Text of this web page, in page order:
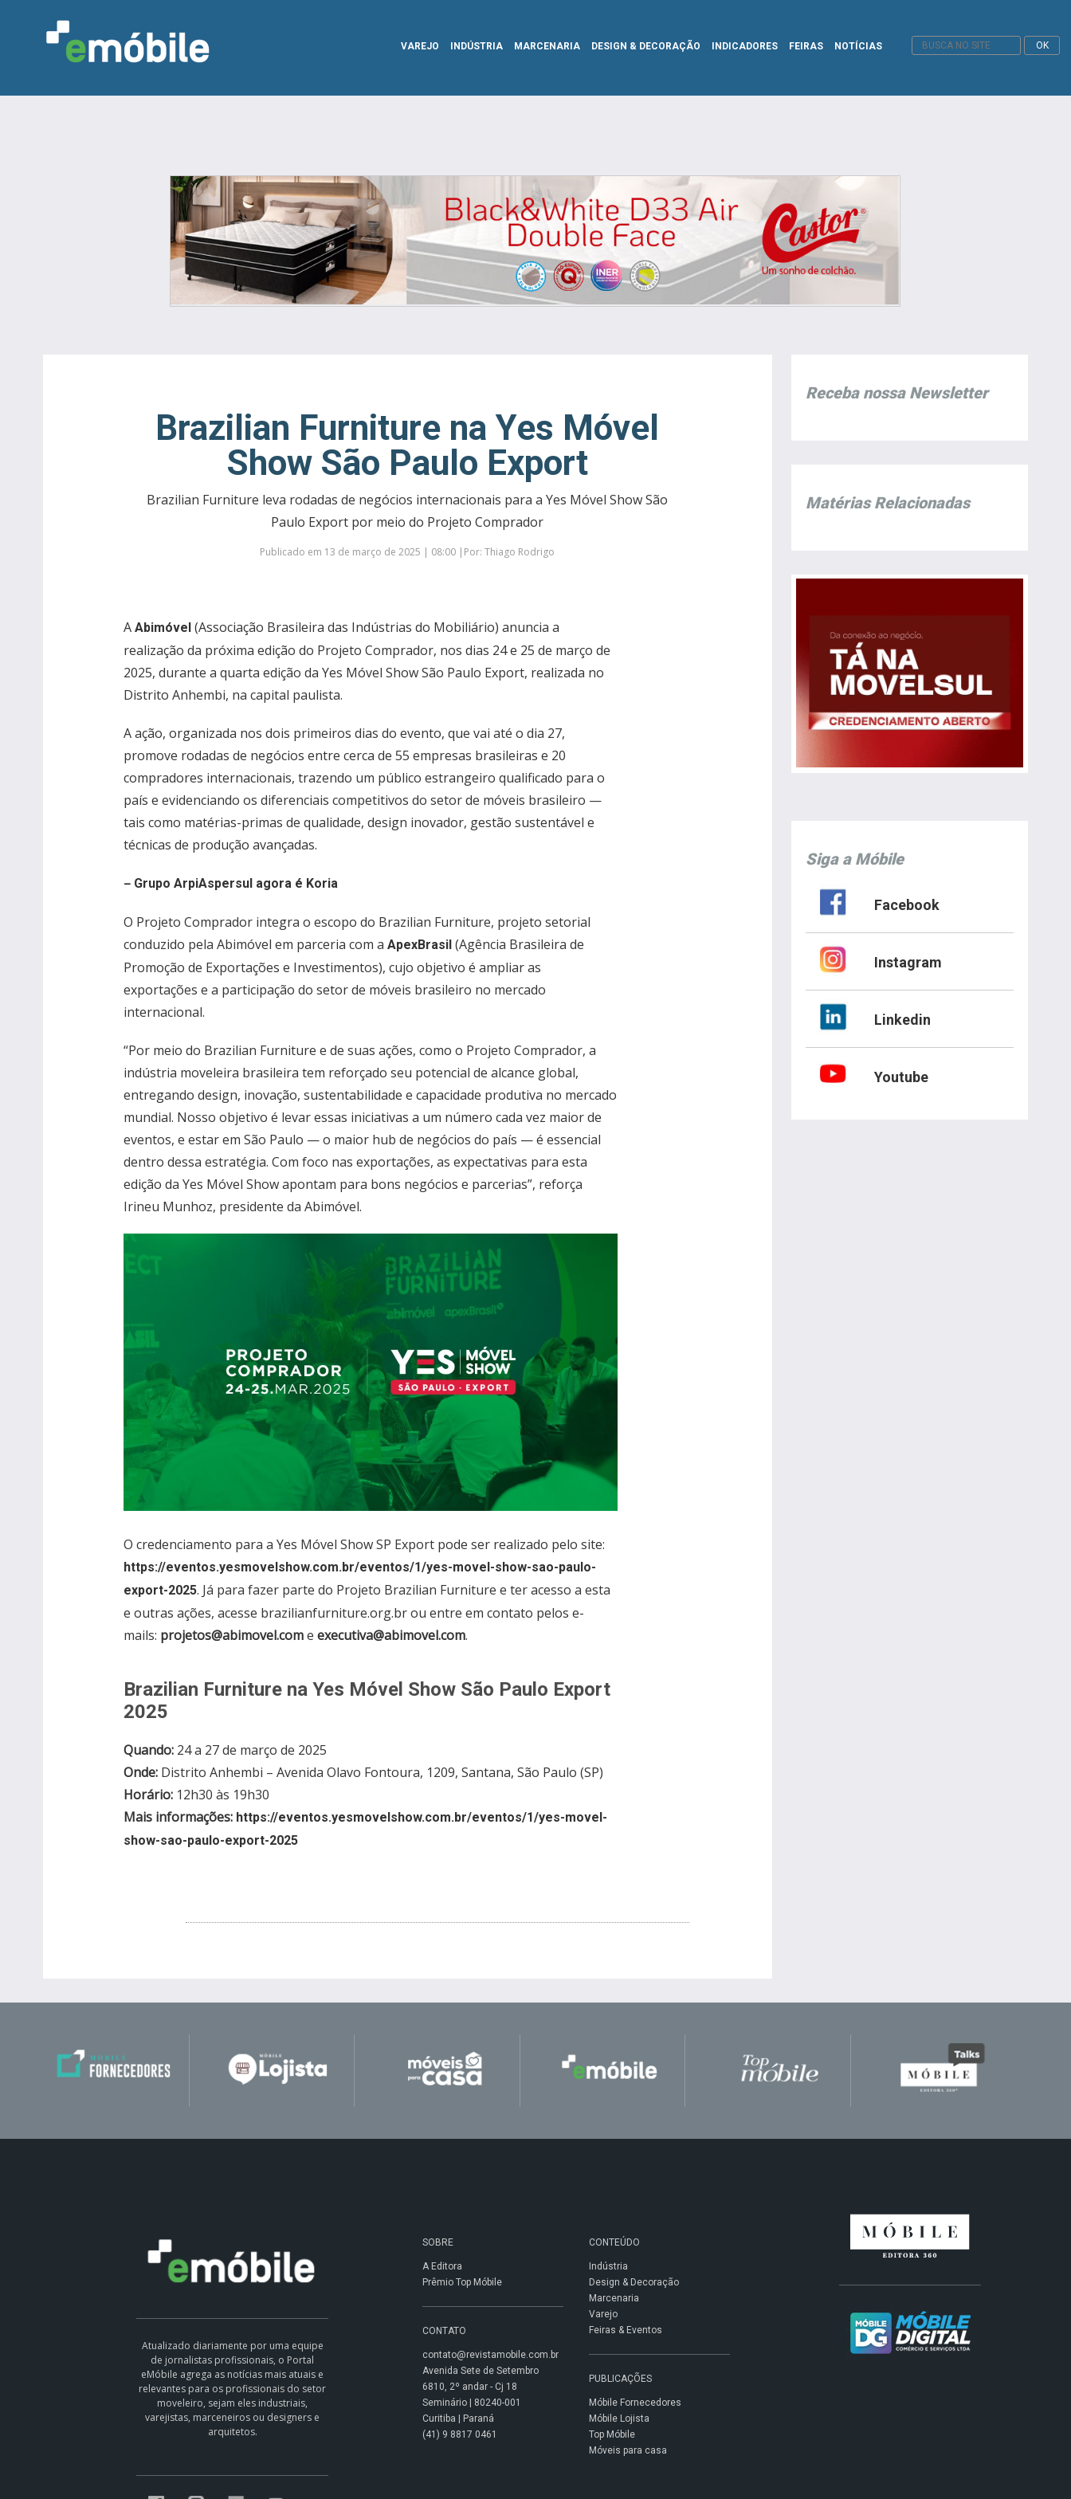
VAREJO INDÚSTRIA MARCENARIA DESIGN & DECORAÇÃO INDICADORES FEIRAS NOTÍCIAS
Brazilian Furniture na Yes Móvel
Show São Paulo Export
Brazilian Furniture leva rodadas de negócios internacionais para a Yes Móvel Show São
Paulo Export por meio do Projeto Comprador
Publicado em 13 de março de 2025 | 08:00 |Por: Thiago Rodrigo
A Abimóvel(Associação Brasileira das Indústrias do Mobiliário) anuncia a
realização da próxima edição do Projeto Comprador, nos dias 24 e 25 de março de
2025, durante a quarta edição da Yes Móvel Show São Paulo Export, realizada no
Distrito Anhembi, na capital paulista.
A ação, organizada nos dois primeiros dias do evento, que vai até o dia 27,
promove rodadas de negócios entre cerca de 55 empresas brasileiras e 20
compradores internacionais, trazendo um público estrangeiro qualificado para o
país e evidenciando os diferenciais competitivos do setor de móveis brasileiro —
tais como matérias-primas de qualidade, design inovador, gestão sustentável e
técnicas de produção avançadas.
– Grupo ArpiAspersul agora é Koria
O Projeto Comprador integra o escopo do Brazilian Furniture, projeto setorial
conduzido pela Abimóvel em parceria com a ApexBrasil(Agência Brasileira de
Promoção de Exportações e Investimentos), cujo objetivo é ampliar as
exportações e a participação do setor de móveis brasileiro no mercado
internacional.
“Por meio do Brazilian Furniture e de suas ações, como o Projeto Comprador, a
indústria moveleira brasileira tem reforçado seu potencial de alcance global,
entregando design, inovação, sustentabilidade e capacidade produtiva no mercado
mundial. Nosso objetivo é levar essas iniciativas a um número cada vez maior de
eventos, e estar em São Paulo — o maior hub de negócios do país — é essencial
dentro dessa estratégia. Com foco nas exportações, as expectativas para esta
edição da Yes Móvel Show apontam para bons negócios e parcerias”, reforça
Irineu Munhoz, presidente da Abimóvel.
O credenciamento para a Yes Móvel Show SP Export pode ser realizado pelo site:
https://eventos.yesmovelshow.com.br/eventos/1/yes-movel-show-sao-paulo-
export-2025. Já para fazer parte do Projeto Brazilian Furniture e ter acesso a esta
e outras ações, acesse brazilianfurniture.org.br ou entre em contato pelos e-
mails: projetos@abimovel.come executiva@abimovel.com.
Brazilian Furniture na Yes Móvel Show São Paulo Export
2025
Quando:24 a 27 de março de 2025
Onde:Distrito Anhembi – Avenida Olavo Fontoura, 1209, Santana, São Paulo (SP)
Horário:12h30 às 19h30
Mais informações: https://eventos.yesmovelshow.com.br/eventos/1/yes-movel-
show-sao-paulo-export-2025
Receba nossa Newsletter
Matérias Relacionadas
Siga a Móbile
Facebook
Instagram
Linkedin
Youtube
Atualizado diariamente por uma equipe
de jornalistas profissionais, o Portal
eMóbile agrega as notícias mais atuais e
relevantes para os profissionais do setor
moveleiro, sejam eles industriais,
varejistas, marceneiros ou designers e
arquitetos.
SOBRE
A Editora
Prêmio Top Móbile
CONTATO
contato@revistamobile.com.br
Avenida Sete de Setembro
6810, 2º andar - Cj 18
Seminário | 80240-001
Curitiba | Paraná
(41) 9 8817 0461
CONTEÚDO
Indústria
Design & Decoração
Marcenaria
Varejo
Feiras & Eventos
PUBLICAÇÕES
Móbile Fornecedores
Móbile Lojista
Top Móbile
Móveis para casa